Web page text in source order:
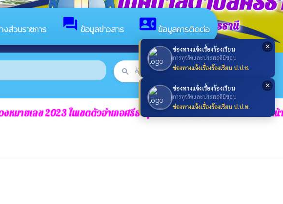
✕
ช่องทางแจ้งเรื่องร้องเรียน
การทุจริตและประพฤติมิชอบ
ช่องทางแจ้งเรื่องร้องเรียน ป.ป.ช.
✕
ช่องทางแจ้งเรื่องร้องเรียน
การทุจริตและประพฤติมิชอบ
ช่องทางแจ้งเรื่องร้องเรียน ป.ป.ท.
งส่วนราชการ forum ข้อมูลข่าวสาร contact_phoneข้อมูลการติดต่อ
อำเภอศรีธาตุ จังหวัดอุดรธานี
search searchค้นหา
มายเลข 2023 ในเขตตัวอำเภอศรีธาตุ ช่วงสี่แยกศาลหลักเมือง – สี่แยกหน้